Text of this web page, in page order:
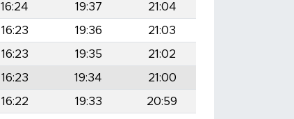
16:24 19:37
21:04
16:23 19:36
21:03
16:23 19:35
21:02
16:23 19:34
21:00
16:22 19:33
20:59